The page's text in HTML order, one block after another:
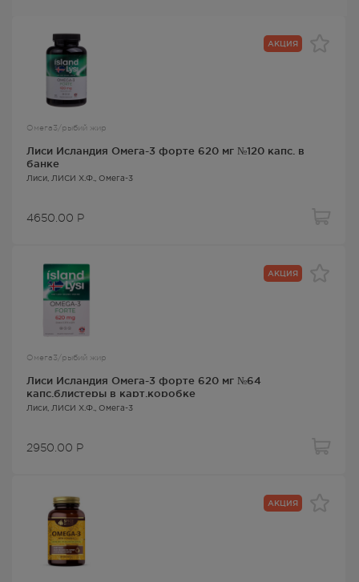
АКЦИЯ
Омега3/рыбий жир
Лиси Исландия Омега-3 форте 620 мг №120 капс. в
банке
Лиси , ЛИСИ Х.Ф., Омега-3
4650.00 Р
АКЦИЯ
Омега3/рыбий жир
Лиси Исландия Омега-3 форте 620 мг №64
капс.блистеры в карт.коробке
Лиси , ЛИСИ Х.Ф., Омега-3
2950.00 Р
АКЦИЯ